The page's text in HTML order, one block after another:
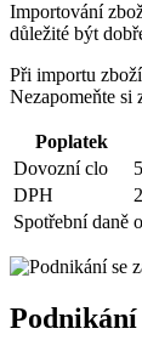
Importování
důležité být
Při importu
Nezapomeňte si
Poplatek
Dovozní clo
DPH
Spotřební daně
Podnikání